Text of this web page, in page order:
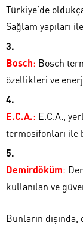
Türkiye’de
Sağlam yapıları
Bosch: Bosch
özellikleri ve
E.C.A.: E.C.A.,
termosifonları ile
Demirdöküm:
kullanılan ve
Bunların